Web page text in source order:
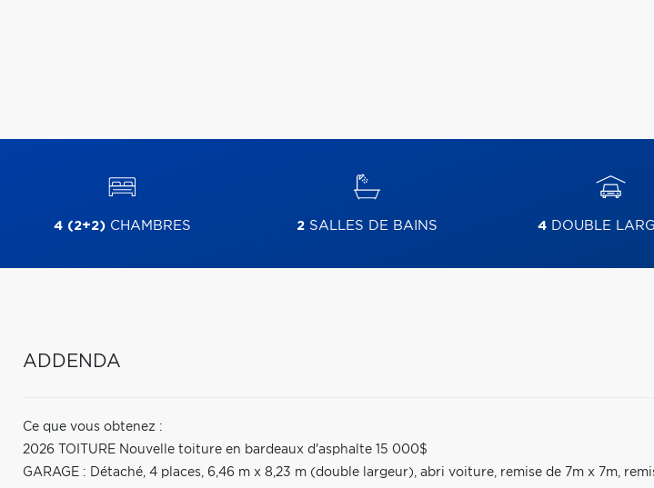
4 (2+2)CHAMBRES 2SALLES DE BAINS 4DOUBLE
ADDENDA
Ce que vous obtenez :
2026 TOITURE Nouvelle toiture en bardeaux d'asphalte 15 000$
GARAGE : Détaché, 4 places, 6,46 m x 8,23 m (double largeur), abri voiture, remise de 7m x 7m,